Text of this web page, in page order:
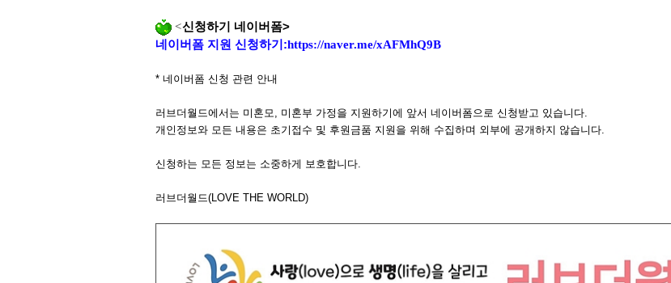
<신청하기 네이버폼>
네이버폼 지원 신청하기 :https://naver.me/xAFMhQ9B
* 네이버폼 신청 관련 안내
러브더월드에서는 미혼모 미혼부 가정을 지원하기에 앞서 네이버폼으로 신청받고 있습니다
개인정보와 모든 내용은 초기접수 및 후원금품 지원을 위해 수집하며 외부에 공개하지 않습니다
신청하는 모든 정보는 소중하게 보호합니다
러브더월드(LOVE THE WORLD)